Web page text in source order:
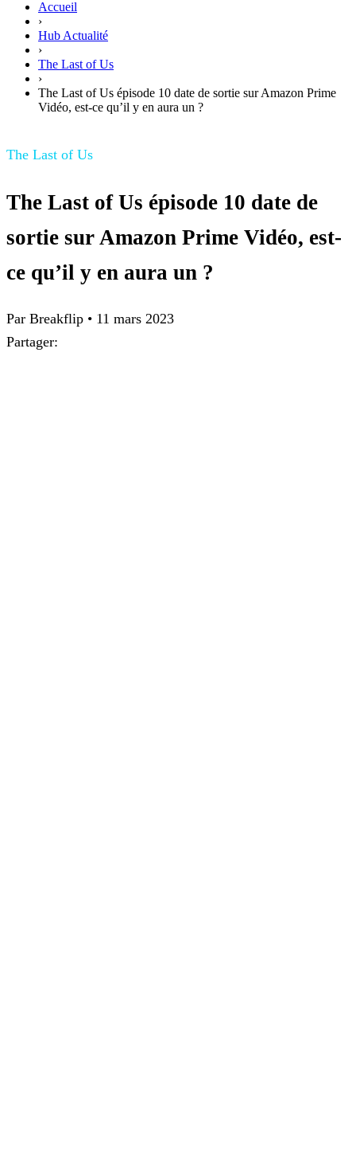
Accueil
›
Hub Actualité
›
The Last of Us
›
The Last of Us épisode 10 date de sortie sur Amazon Prime
Vidéo, est-ce qu’il y en aura un ?
The Last of Us
The Last of Us épisode 10 date de
sortie sur Amazon Prime Vidéo, est-
ce qu’il y en aura un ?
Par Breakflip • 11 mars 2023
Partager: